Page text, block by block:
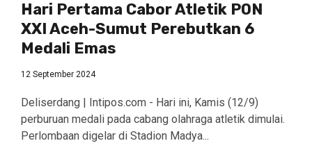
Hari Pertama Cabor Atletik PON
XXI Aceh-Sumut Perebutkan 6
Medali Emas
12 September 2024
Deliserdang | Intipos.com - Hari ini, Kamis (12/9)
perburuan medali pada cabang olahraga atletik dimulai.
Perlombaan digelar di Stadion Madya...